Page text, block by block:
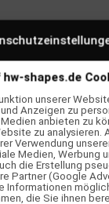
Wing
Axis S-
shapes.de
unserer
Anzeigen zu
anbieten zu
zu analysieren.
Verwendung
Medien, Werbung
die Erstellung
Partner (Google
Informationen
die Sie ihnen